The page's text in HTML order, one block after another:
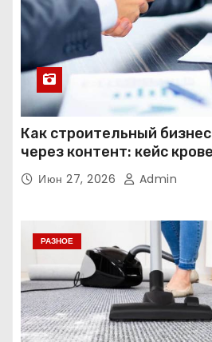
Как строительный
через контент: кейс
Июн 27, 2026 Admin
РАЗНОЕ